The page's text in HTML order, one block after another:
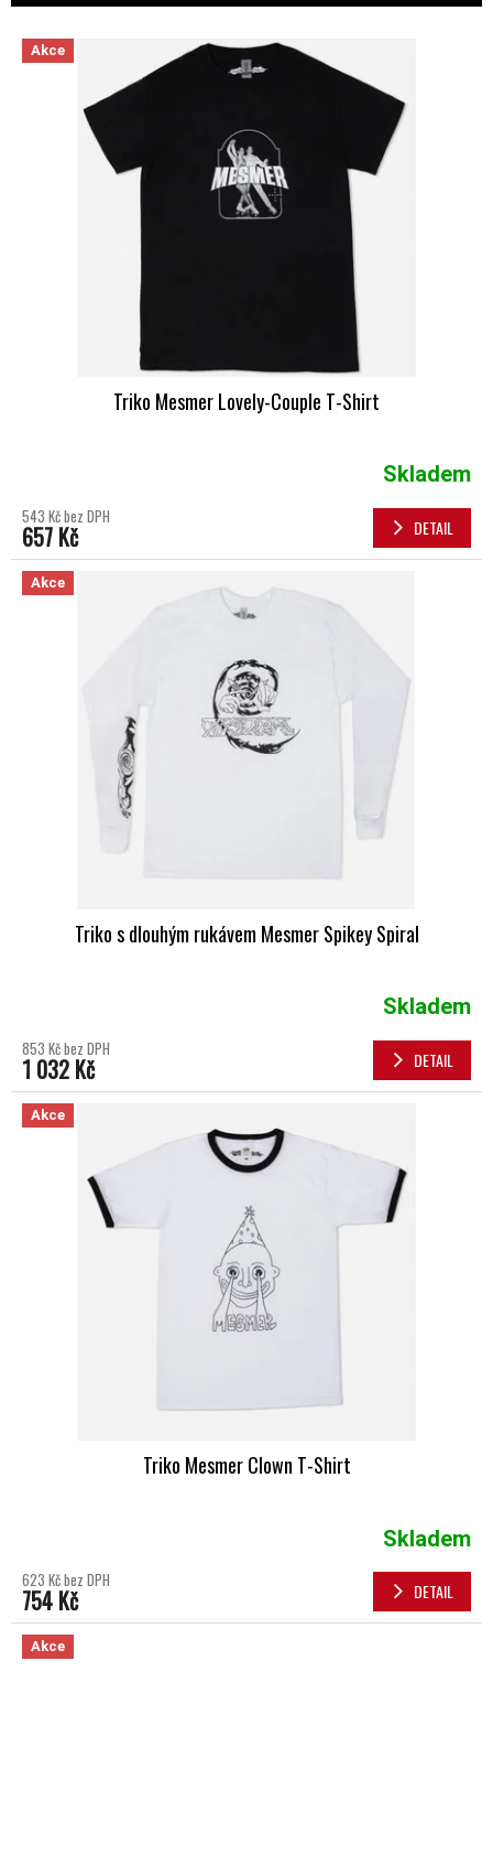
VÝPIS PRODUKTŮ
Akce
Triko Mesmer Lovely-Couple T-Shirt
Skladem
543 Kč bez DPH
657 Kč DETAIL
Akce
Triko s dlouhým rukávem Mesmer Spikey Spiral
Skladem
853 Kč bez DPH
1 032 Kč DETAIL
Akce
Triko Mesmer Clown T-Shirt
Skladem
623 Kč bez DPH
754 Kč DETAIL
Akce